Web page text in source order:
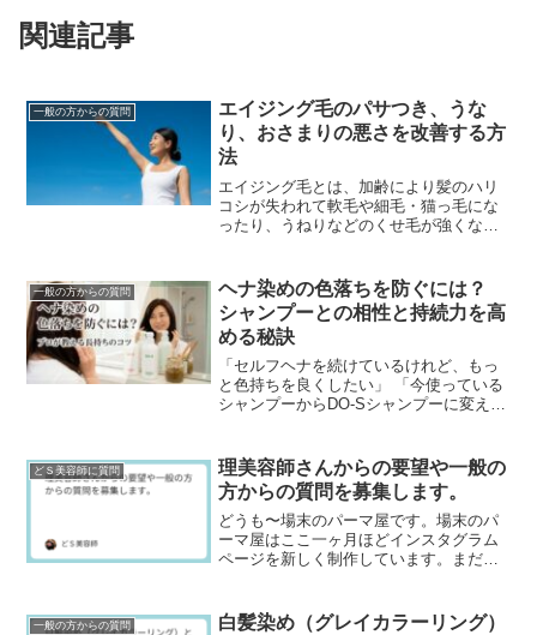
関連記事
一般の方からの質問
エイジング毛のパサつき、うな
り、おさまりの悪さを改善する方
法
エイジング毛とは、加齢により髪のハリ
コシが失われて軟毛や細毛・猫っ毛にな
ったり、うねりなどのくせ毛が強くなっ
ることです。エイジン...
一般の方からの質問
ヘナ染めの色落ちを防ぐには？
シャンプーとの相性と持続力を高
める秘訣
「セルフヘナを続けているけれど、もっ
と色持ちを良くしたい」 「今使っている
シャンプーからDO-Sシャンプーに変えた
にキープするか...
どＳ美容師に質問
理美容師さんからの要望や一般の
方からの質問を募集します。
どうも〜場末のパーマ屋です。場末のパ
ーマ屋はここ一ヶ月ほどインスタグラム
ページを新しく制作しています。まだま
日記のインスタグラ...
一般の方からの質問
白髪染め（グレイカラーリング）